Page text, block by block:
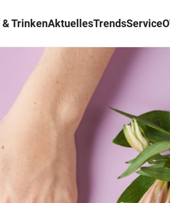
& TrinkenAktuellesTrendsService
Suche schließen
MONTAG
Dienstag
Mittwoch
MITTWOCH
Donnerstag
DONNERSTAG
Freitag
FREITAG